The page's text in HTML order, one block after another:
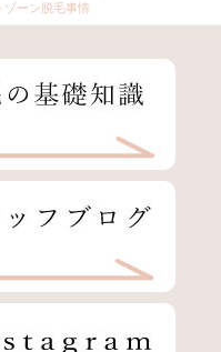
ゾーン脱毛事情